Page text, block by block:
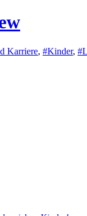
Karriere, #Kinder,